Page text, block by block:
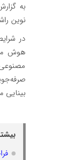
به
نوین
در
هوش